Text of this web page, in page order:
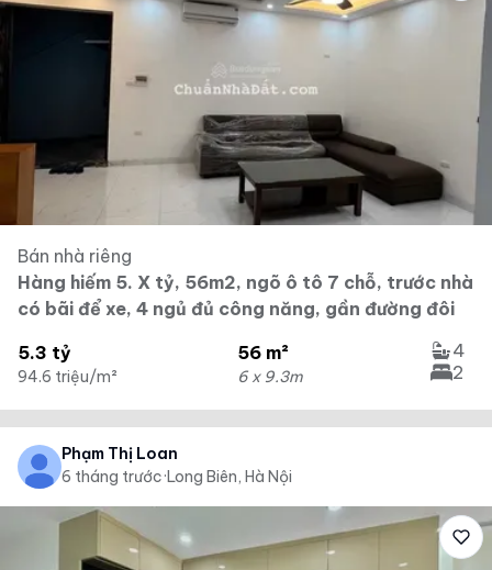
Bán nhà riêng
Hàng hiếm 5. X tỷ, 56m2, ngõ ô tô 7 chỗ, trước nhà
có bãi để xe, 4 ngủ đủ công năng, gần đường đôi
5.3 tỷ
94.6 triệu/m²
56 m²
6 x 9.3m
4
2
Phạm Thị Loan
6 tháng trước·Long Biên, Hà Nội